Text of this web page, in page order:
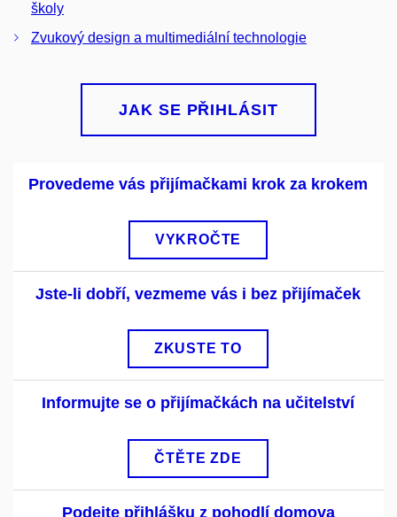
školy
Zvukový design a multimediální technologie
JAK SE PŘIHLÁSIT
Provedeme vás přijímačkami krok za krokem
VYKROČTE
Jste-li dobří, vezmeme vás i bez přijímaček
ZKUSTE TO
Informujte se o přijímačkách na učitelství
ČTĚTE ZDE
Podejte přihlášku z pohodlí domova